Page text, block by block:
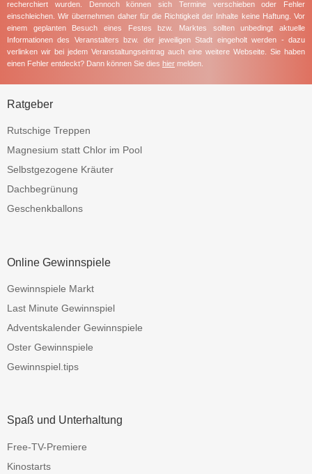
recherchiert wurden. Dennoch können sich Termine verschieben oder Fehler
einschleichen. Wir übernehmen daher für die Richtigkeit der Inhalte keine Haftung. Vor
einem geplanten Besuch eines Festes bzw. Marktes sollten unbedingt aktuelle
Informationen des Veranstalters bzw. der jeweiligen Stadt eingeholt werden - dazu
verlinken wir bei jedem Veranstaltungseintrag auch eine weitere Webseite. Sie haben
einen Fehler entdeckt? Dann können Sie dies hier melden.
Ratgeber
Rutschige Treppen
Magnesium statt Chlor im Pool
Selbstgezogene Kräuter
Dachbegrünung
Geschenkballons
Online Gewinnspiele
Gewinnspiele Markt
Last Minute Gewinnspiel
Adventskalender Gewinnspiele
Oster Gewinnspiele
Gewinnspiel.tips
Spaß und Unterhaltung
Free-TV-Premiere
Kinostarts